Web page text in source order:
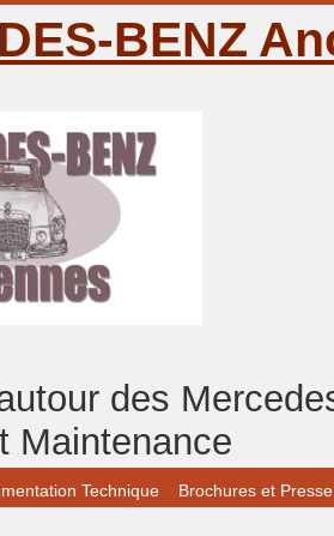
BENZ
des
Maintenance
Technique Brochures et Presse